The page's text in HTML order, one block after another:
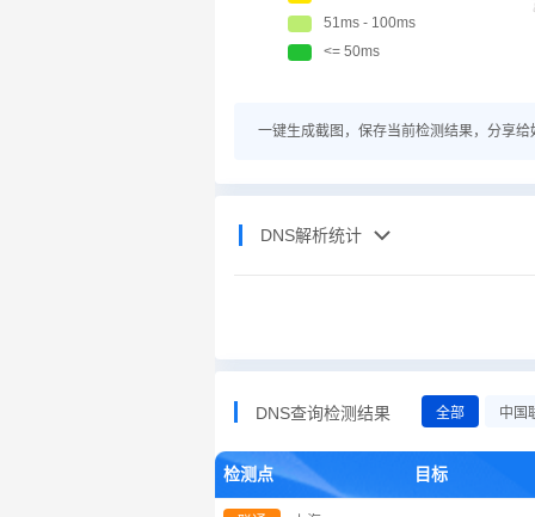
一键生成截图，保存当前检测结果，分享给
DNS解析统计
DNS查询检测结果 全部 中国
检测点 目标